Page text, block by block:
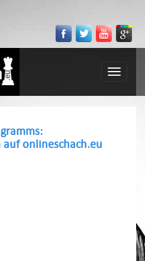
Toggle
auf onlineschach.eu